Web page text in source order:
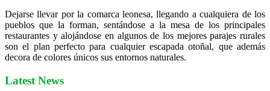
Dejarse llevar por la comarca leonesa, llegando a cualquiera de los
pueblos que la forman, sentándose a la mesa de los principales
restaurantes y alojándose en algunos de los mejores parajes rurales
son el plan perfecto para cualquier escapada otoñal, que además
decora de colores únicos sus entornos naturales.
Latest News